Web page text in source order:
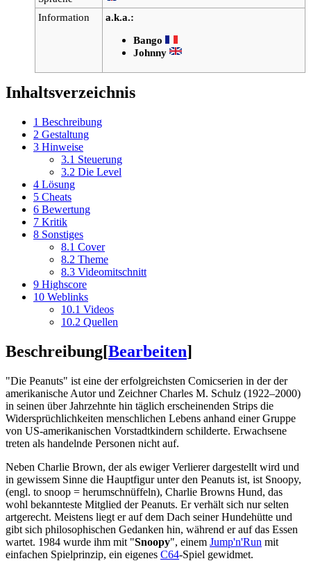
Information
a.k.a.:
Bango
Johnny
Inhaltsverzeichnis
1 Beschreibung
2 Gestaltung
3 Hinweise
3.1 Steuerung
3.2 Die Level
4 Lösung
5 Cheats
6 Bewertung
7 Kritik
8 Sonstiges
8.1 Cover
8.2 Theme
8.3 Videomitschnitt
9 Highscore
10 Weblinks
10.1 Videos
10.2 Quellen
Beschreibung[Bearbeiten]
"Die Peanuts" ist eine der erfolgreichsten Comicserien in der der
amerikanische Autor und Zeichner Charles M. Schulz (1922–2000)
in seinen über Jahrzehnte hin täglich erscheinenden Strips die
Widersprüchlichkeiten menschlichen Lebens anhand einer Gruppe
von US-amerikanischen Vorstadtkindern schilderte. Erwachsene
treten als handelnde Personen nicht auf.
Neben Charlie Brown, der als ewiger Verlierer dargestellt wird und
in gewissem Sinne die Hauptfigur unter den Peanuts ist, ist Snoopy,
(engl. to snoop = herumschnüffeln), Charlie Browns Hund, das
wohl bekannteste Mitglied der Peanuts. Er verhält sich nur selten
artgerecht. Meistens liegt er auf dem Dach seiner Hundehütte und
gibt sich philosophischen Gedanken hin, während er auf das Essen
wartet. 1984 wurde ihm mit "Snoopy", einem Jump'n'Run mit
einfachen Spielprinzip, ein eigenes C64-Spiel gewidmet.